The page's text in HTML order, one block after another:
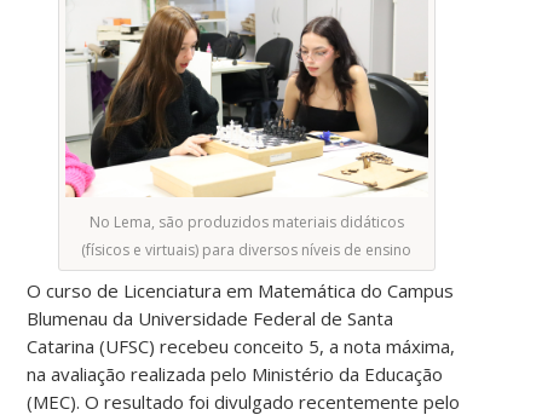
No Lema, são produzidos materiais didáticos
(físicos e virtuais) para diversos níveis de ensino
O curso de Licenciatura em Matemática do Campus
Blumenau da Universidade Federal de Santa
Catarina (UFSC) recebeu conceito 5, a nota máxima,
na avaliação realizada pelo Ministério da Educação
(MEC). O resultado foi divulgado recentemente pelo